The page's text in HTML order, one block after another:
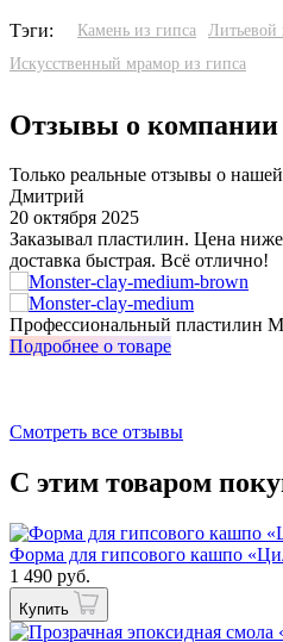
Тэги: Камень из гипса
Литьевой
Искусственный мрамор из гипса
Отзывы о компании
Только реальные отзывы о
Дмитрий
20 октября 2025
Заказывал пластилин. Цена
доставка быстрая. Всё отлично!
Профессиональный пластилин
Подробнее о товаре
Смотреть все отзывы
С этим товаром
Форма для гипсового кашпо
1 490 руб.
Купить